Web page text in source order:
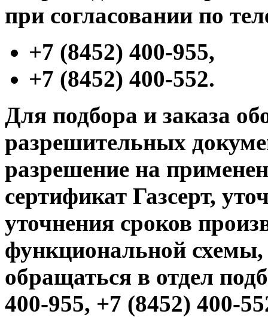
при согласовании по
+7 (8452) 400-955,
+7 (8452) 400-552.
Для подбора и заказа
разрешительных
разрешение на
сертификат Газсерт,
уточнения сроков
функциональной
обращаться в отдел
400-955, +7 (8452) 400-